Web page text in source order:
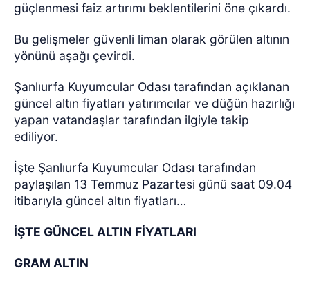
güçlenmesi faiz artırımı beklentilerini öne çıkardı.
Bu gelişmeler güvenli liman olarak görülen altının
yönünü aşağı çevirdi.
Şanlıurfa Kuyumcular Odası tarafından açıklanan
güncel altın fiyatları yatırımcılar ve düğün hazırlığı
yapan vatandaşlar tarafından ilgiyle takip
ediliyor.
İşte Şanlıurfa Kuyumcular Odası tarafından
paylaşılan 13 Temmuz Pazartesi günü saat 09.04
itibarıyla güncel altın fiyatları…
İŞTE GÜNCEL ALTIN FİYATLARI
GRAM ALTIN